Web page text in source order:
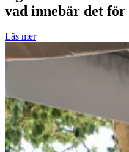
vad innebär det
Läs mer